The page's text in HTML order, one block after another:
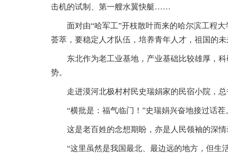
击机的试制、第一艘水翼快艇……
面对由“哈军工”开枝散叶而来的哈尔滨工程
荟萃，要稳定人才队伍，培养青年人才，祖国的
东北作为老工业基地，产业基础比较雄厚，
势。
走进漠河北极村村民史瑞娟家的民宿小院，
“横批是：福气临门！”史瑞娟兴奋地接过话茬
这是老百姓的念想期盼，亦是人民领袖的深
“这里虽然是我国最北、最边远的地方，但生